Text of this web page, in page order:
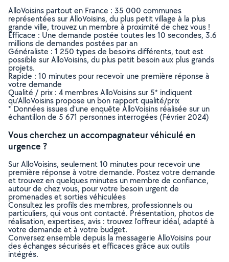
AlloVoisins partout en France : 35 000 communes
représentées sur AlloVoisins, du plus petit village à la plus
grande ville, trouvez un membre à proximité de chez vous !
Efficace : Une demande postée toutes les 10 secondes, 3.6
millions de demandes postées par an
Généraliste : 1 250 types de besoins différents, tout est
possible sur AlloVoisins, du plus petit besoin aux plus grands
projets.
Rapide : 10 minutes pour recevoir une première réponse à
votre demande
Qualité / prix : 4 membres AlloVoisins sur 5* indiquent
qu’AlloVoisins propose un bon rapport qualité/prix
* Données issues d’une enquête AlloVoisins réalisée sur un
échantillon de 5 671 personnes interrogées (Février 2024)
Vous cherchez un accompagnateur véhiculé en
urgence ?
Sur AlloVoisins, seulement 10 minutes pour recevoir une
première réponse à votre demande. Postez votre demande
et trouvez en quelques minutes un membre de confiance,
autour de chez vous, pour votre besoin urgent de
promenades et sorties véhiculées
Consultez les profils des membres, professionnels ou
particuliers, qui vous ont contacté. Présentation, photos de
réalisation, expertises, avis : trouvez l'offreur idéal, adapté à
votre demande et à votre budget.
Conversez ensemble depuis la messagerie AlloVoisins pour
des échanges sécurisés et efficaces grâce aux outils
intégrés.